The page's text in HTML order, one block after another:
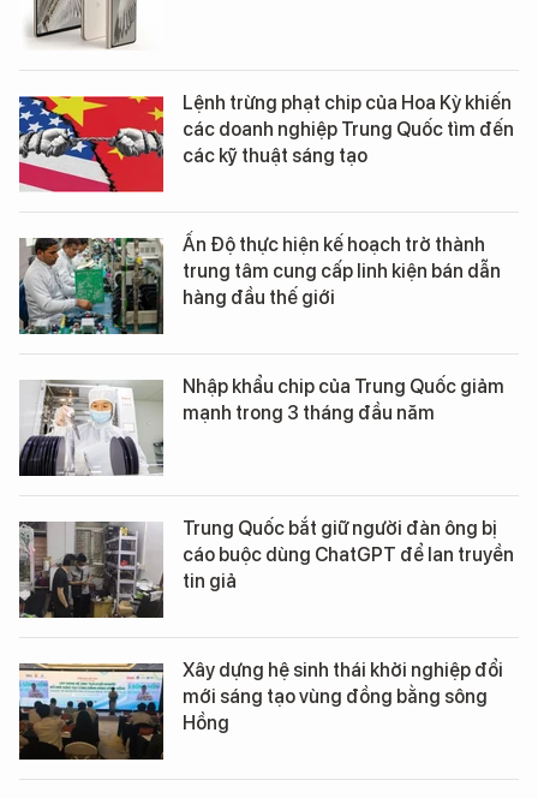
Lệnh trừng phạt chip của Hoa Kỳ khiến
các doanh nghiệp Trung Quốc tìm đến
các kỹ thuật sáng tạo
Ấn Độ thực hiện kế hoạch trở thành
trung tâm cung cấp linh kiện bán dẫn
hàng đầu thế giới
Nhập khẩu chip của Trung Quốc giảm
mạnh trong 3 tháng đầu năm
Trung Quốc bắt giữ người đàn ông bị
cáo buộc dùng ChatGPT để lan truyền
tin giả
Xây dựng hệ sinh thái khởi nghiệp đổi
mới sáng tạo vùng đồng bằng sông
Hồng